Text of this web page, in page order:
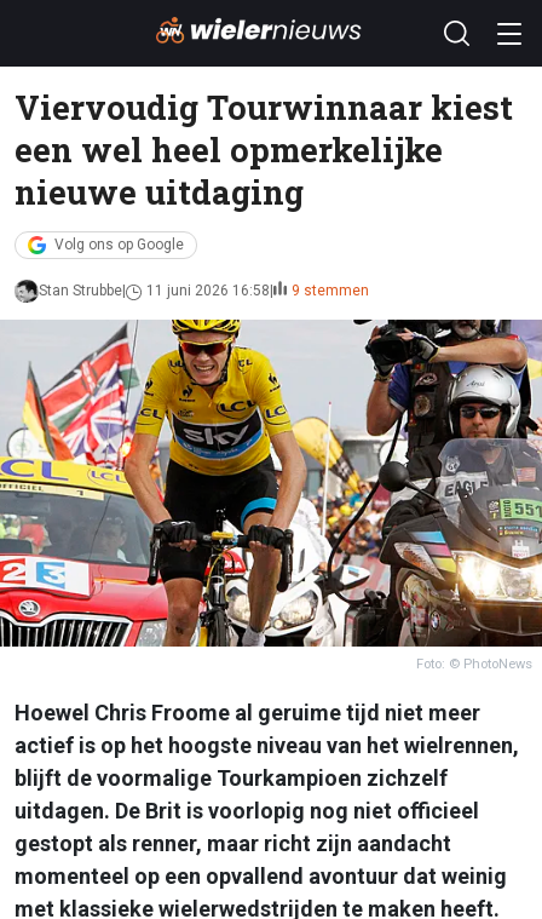
Viervoudig Tourwinnaar kiest
een wel heel opmerkelijke
nieuwe uitdaging
Volg ons op Google
Stan Strubbe 11 juni 2026 16:58 9 stemmen
Foto: © PhotoNews
Hoewel Chris Froome al geruime tijd niet meer
actief is op het hoogste niveau van het wielrennen,
blijft de voormalige Tourkampioen zichzelf
uitdagen. De Brit is voorlopig nog niet officieel
gestopt als renner, maar richt zijn aandacht
momenteel op een opvallend avontuur dat weinig
met klassieke wielerwedstrijden te maken heeft.